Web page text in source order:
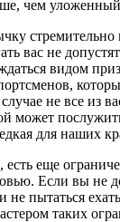
чем
стремительно
вас не
видом
не все из
может
для наших
еще
Если вы не
пытаться
таких